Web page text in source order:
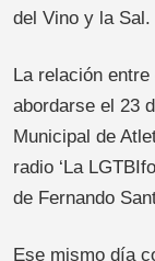
del Vino y la Sal.
La relación
abordarse el 23
Municipal de
radio ‘La
de Fernando
Ese mismo día